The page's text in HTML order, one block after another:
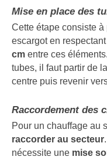
Mise en place des
Cette étape consiste
escargot en
cm entre ces
tubes, il faut partir de
centre puis revenir
Raccordement des
Pour un chauffage au
raccorder au secteur
nécessite une mise